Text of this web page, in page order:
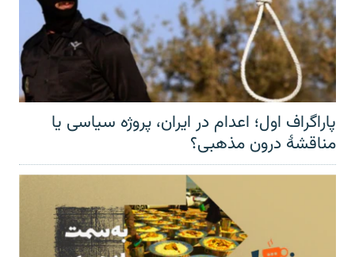
پاراگراف اول؛ اعدام در ایران، پروژه سیاسی یا
مناقشهٔ درون مذهبی؟